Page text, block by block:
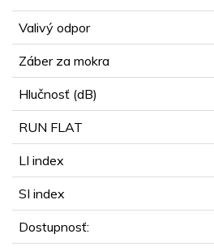
Valivý odpor
Záber za mokra
Hlučnosť (dB)
RUN FLAT
LI index
SI index
Dostupnosť: